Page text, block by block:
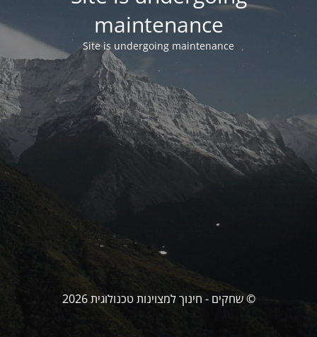
maintenance
Site is undergoing maintenance
© שחקים - חינוך למצוינות טכנולוגית 2026